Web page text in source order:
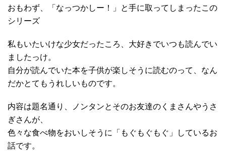
おもわず、「なっつかしー！」と手に取ってしまったこの
シリーズ
私もいたいけな少女だったころ、大好きでいつも読んでい
ましたっけ。
自分が読んでいた本を子供が楽しそうに読むのって、なん
だかとてもうれしいものです。
内容は題名通り、ノンタンとそのお友達のくまさんやうさ
ぎさんが、
色々な食べ物をおいしそうに「もぐもぐもぐ」しているお
話です。